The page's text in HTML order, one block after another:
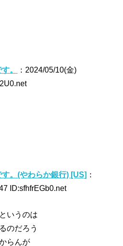
。
：2024/05/10(金)
。(やわらか銀行) [US] ：
ID:sfhfrEGb0.net
いうのは
のだろう
らんが